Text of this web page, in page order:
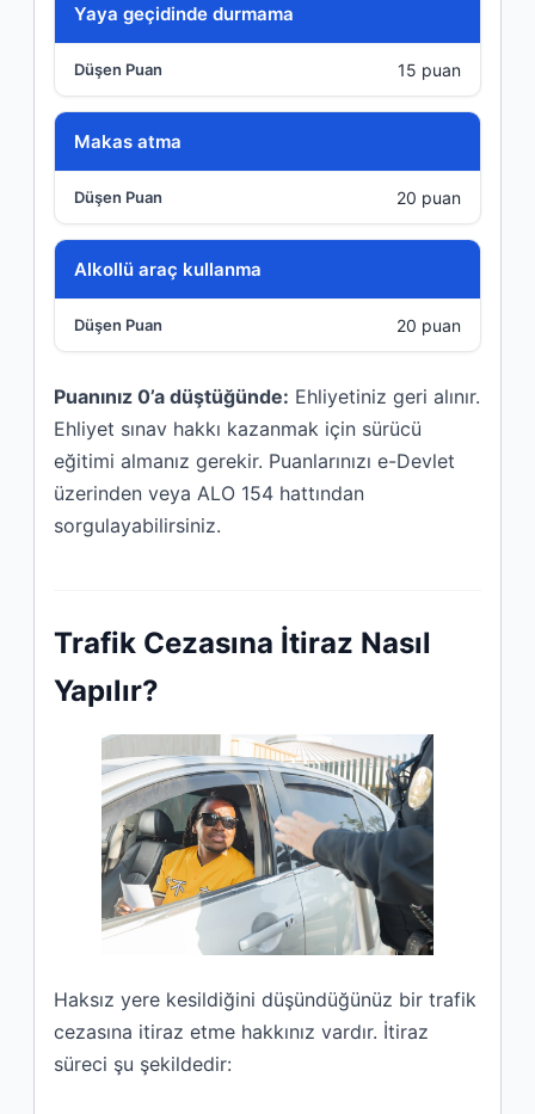
Yaya geçidinde durmama
15 puan
Makas atma
20 puan
Alkollü araç kullanma
20 puan
Puanınız 0’a düştüğünde: Ehliyetiniz geri alınır.
Ehliyet sınav hakkı kazanmak için sürücü
eğitimi almanız gerekir. Puanlarınızı e-Devlet
üzerinden veya ALO 154 hattından
sorgulayabilirsiniz.
Trafik Cezasına İtiraz Nasıl
Yapılır?
Haksız yere kesildiğini düşündüğünüz bir trafik
cezasına itiraz etme hakkınız vardır. İtiraz
süreci şu şekildedir: